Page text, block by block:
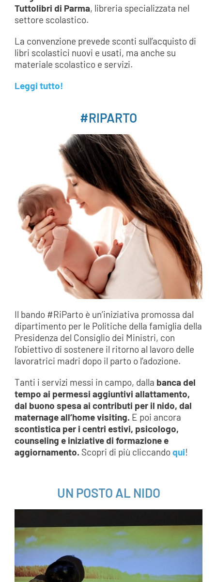
Tuttolibri di Parma, libreria specializzata nel
settore scolastico.
La convenzione prevede sconti sull’acquisto di
libri scolastici nuovi e usati, ma anche su
materiale scolastico e servizi.
Leggi tutto!
#RIPARTO
Il bando #RiParto è un’iniziativa promossa dal
dipartimento per le Politiche della famiglia della
Presidenza del Consiglio dei Ministri, con
l’obiettivo di sostenere il ritorno al lavoro delle
lavoratrici madri dopo il parto o l’adozione.
Tanti i servizi messi in campo, dalla banca del
tempo ai permessi aggiuntivi allattamento,
dal buono spesa ai contributi per il nido, dal
maternage all’home visiting. E poi ancora
scontistica per i centri estivi, psicologo,
counseling e iniziative di formazione e
aggiornamento. Scopri di più cliccando qui!
UN POSTO AL NIDO